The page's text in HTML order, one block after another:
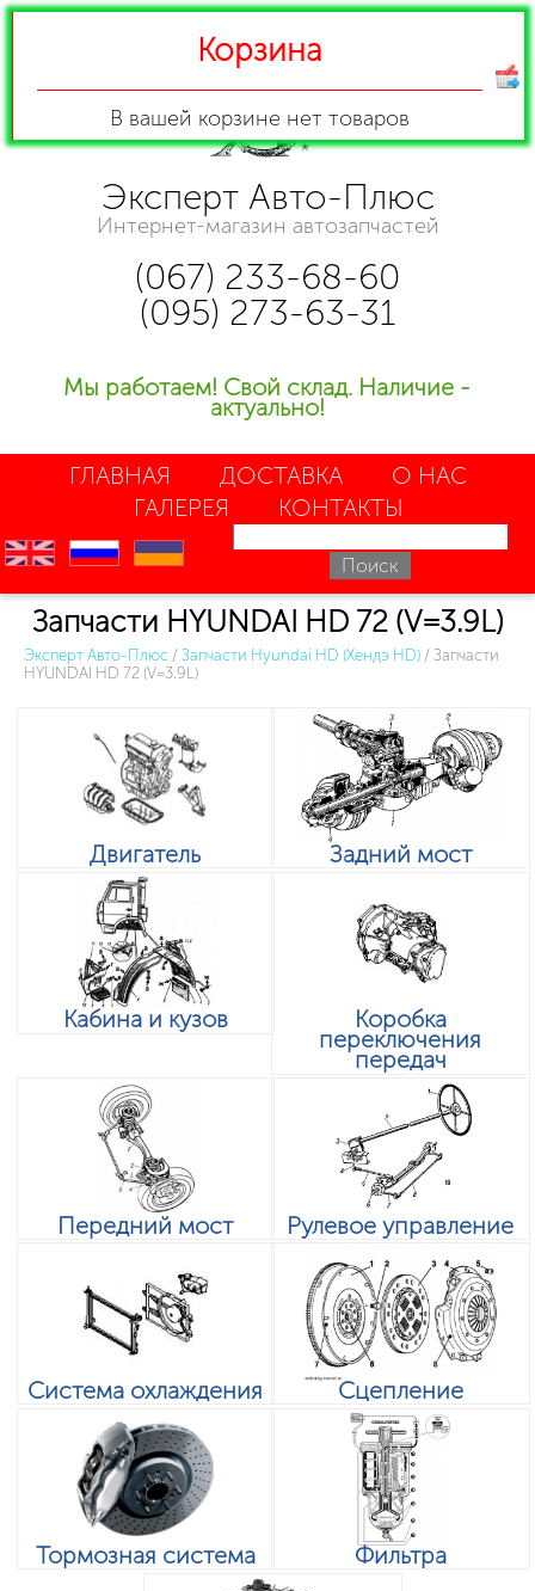
Эксперт Авто-Плюс
Интернет-магазин автозапчастей
(067) 233-68-60
(095) 273-63-31
Мы работаем! Свой склад. Наличие -
актуально!
ГЛАВНАЯ ДОСТАВКА
О НАС
ГАЛЕРЕЯ
КОНТАКТЫ
en ru uk
Запчасти HYUNDAI HD 72 (V=3.9L)
Эксперт Авто-Плюс / Запчасти Hyundai HD (Хендэ HD) / Запчасти
HYUNDAI HD 72 (V=3.9L)
Двигатель Задний мост
Кабина и кузов Коробка
переключения
передач
Передний мост Рулевое управление
Система охлаждения Сцепление
Тормозная система Фильтра
Корзина
В вашей корзине нет товаров